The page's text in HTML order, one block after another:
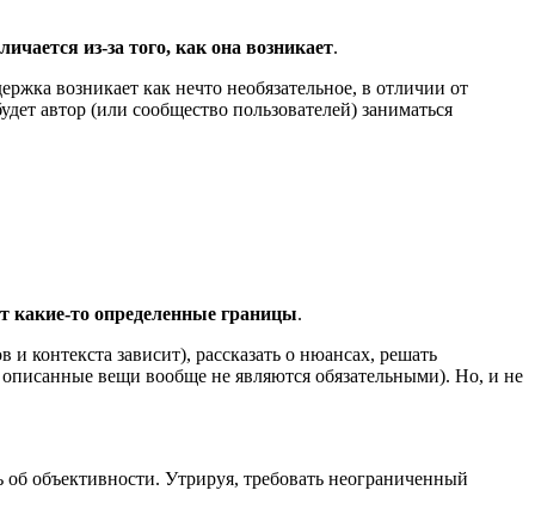
из-за того, как она возникает.
возникает как нечто необязательное, в отличии от
автор (или сообщество пользователей) заниматься
какие-то определенные границы.
контекста зависит), рассказать о нюансах, решать
вещи вообще не являются обязательными). Но, и не
объективности. Утрируя, требовать неограниченный